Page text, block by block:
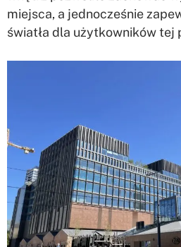
miejsca, a jednocześnie
światła dla użytkowników tej